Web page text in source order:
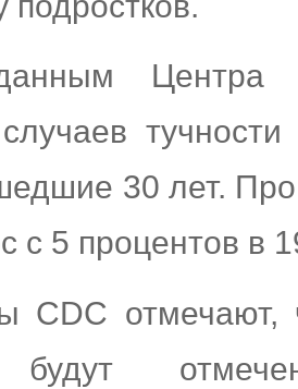
случаев
30 лет.
с 5 процентов в
CDC отмечают,
будут